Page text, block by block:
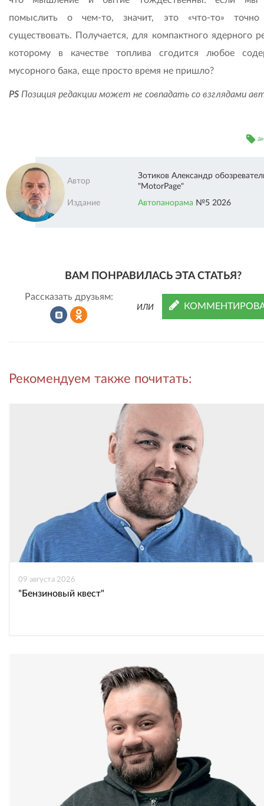
помыслить о чем-то, значит, это «что-то»
существовать. Получается, для компактного ядерного
которому в качестве топлива сгодится любое
мусорного бака, еще просто время не пришло?
PS Позиция редакции может не совпадать со взглядами
Автор
Зотиков Александр
"MotorPage"
Издание
Автопанорама №5 2026
ВАМ ПОНРАВИЛАСЬ ЭТА СТАТЬЯ?
Рассказать друзьям:
во в
Одноклассниках
ИЛИ
Рекомендуем также почитать:
09 августа 2026
"Бензиновый квест"